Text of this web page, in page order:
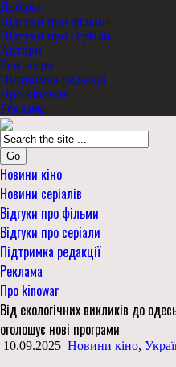
Добірки
Відгуки про фільми
Відгуки про серіали
Актори
Режисери
Підтримка редакції
Про kinowar
Реклама
Go
Новини кіно
Новини серіалів
Відгуки про фільми
Відгуки про серіали
Підтримка редакції
Реклама
Про kinowar
Від екологічних викликів до
оголошує нові програми
10.09.2025 Новини кіно,